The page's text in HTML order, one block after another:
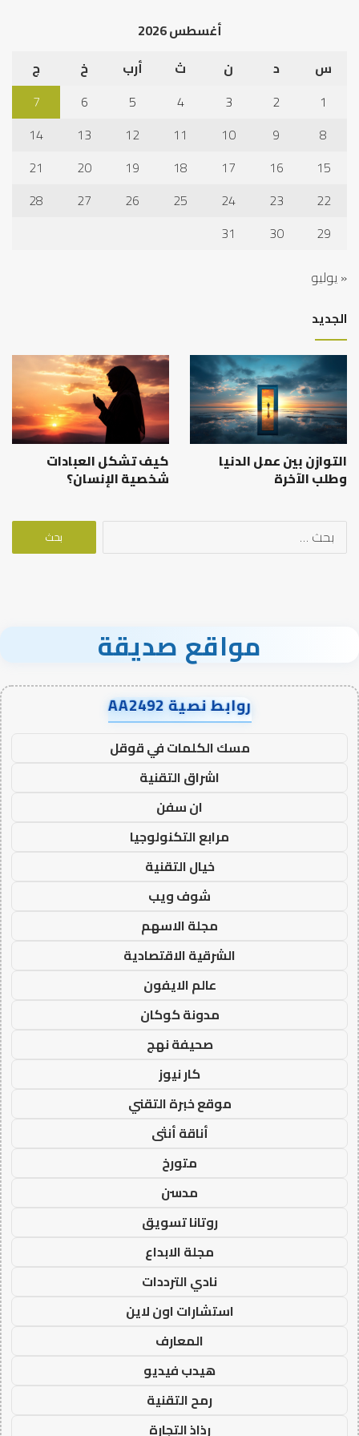
أغسطس 2026
س
د ن ث أرب خ
ج
1
2
3
4
5
6
7
8
9
10
11
12
13
14
15
16
17
18
19
20
21
22
23
24
25
26
27
28
29
30
31
« يوليو
الجديد
التوازن بين عمل الدنيا
وطلب الآخرة
كيف تشكل العبادات
شخصية الإنسان؟
البحث
مواقع صديقة
روابط نصية AA2492
مسك الكلمات في قوقل
اشراق التقنية
ان سفن
مرابع التكنولوجيا
خيال التقنية
شوف ويب
مجلة الاسهم
الشرقية الاقتصادية
عالم الايفون
مدونة كوكان
صحيفة نهج
كار نيوز
موقع خبرة التقني
أناقة أنثى
متورخ
مدسن
روتانا تسويق
مجلة الابداع
نادي الترددات
استشارات اون لاين
المعارف
هيدب فيديو
رمح التقنية
رذاذ التجارة